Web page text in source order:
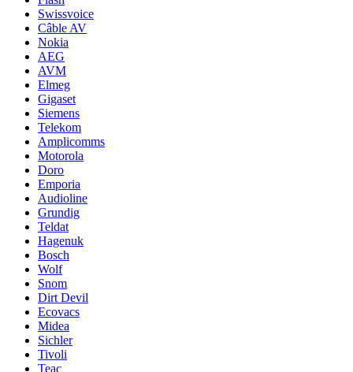
Swissvoice
Câble AV
Nokia
AEG
AVM
Elmeg
Gigaset
Siemens
Telekom
Amplicomms
Motorola
Doro
Emporia
Audioline
Grundig
Teldat
Hagenuk
Bosch
Wolf
Snom
Dirt Devil
Ecovacs
Midea
Sichler
Tivoli
Teac